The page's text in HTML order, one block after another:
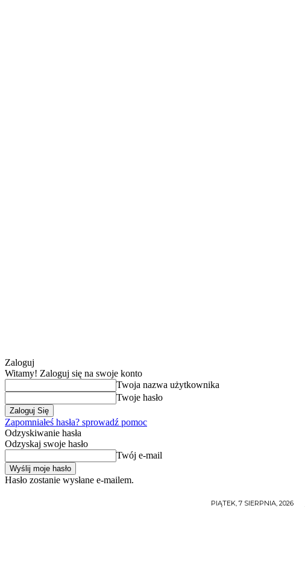
Zaloguj
Witamy! Zaloguj się na swoje konto
Twoja nazwa użytkownika
Twoje hasło
Zapomniałeś hasła? sprowadź pomoc
Odzyskiwanie hasła
Odzyskaj swoje hasło
Twój e-mail
Hasło zostanie wysłane e-mailem.
PIĄTEK, 7 SIERPNIA, 2026